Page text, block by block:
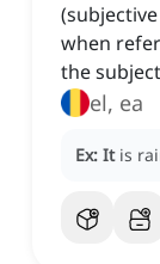
when
the
el, ea
Ex: It is